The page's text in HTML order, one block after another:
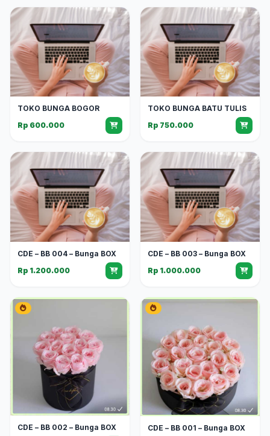
TOKO BUNGA BOGOR
Rp 600.000
TOKO BUNGA BATU TULIS
Rp 750.000
CDE – BB 004 – Bunga BOX
Rp 1.200.000
CDE – BB 003 – Bunga BOX
Rp 1.000.000
CDE – BB 002 – Bunga BOX
CDE – BB 001 – Bunga BOX